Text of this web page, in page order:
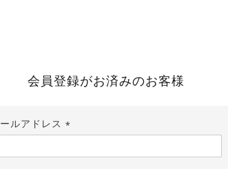
会員登録がお済みのお客様
ールアドレス
須)